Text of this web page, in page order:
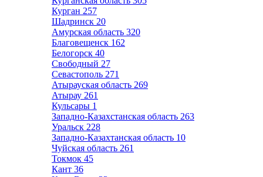
Курган 257
Шадринск 20
Амурская область 320
Благовещенск 162
Белогорск 40
Свободный 27
Севастополь 271
Атырауская область 269
Атырау 261
Кульсары 1
Западно-Казахстанская область 263
Уральск 228
Западно-Казахтанская область 10
Чуйская область 261
Токмок 45
Кант 36